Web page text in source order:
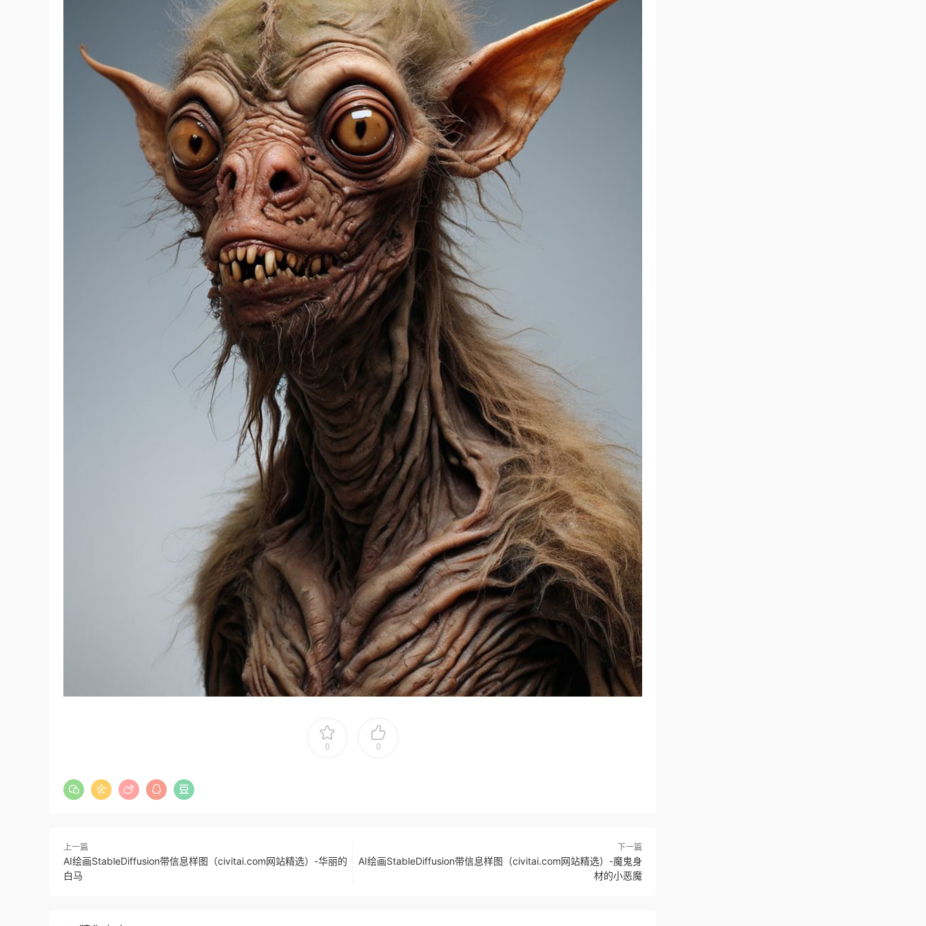
0 0
上一篇
AI绘画StableDiffusion带信息样图（civitai.com网站精选）-华丽的
白马
下一篇
AI绘画StableDiffusion带信息样图（civitai.com网站精选）-魔鬼身
材的小恶魔